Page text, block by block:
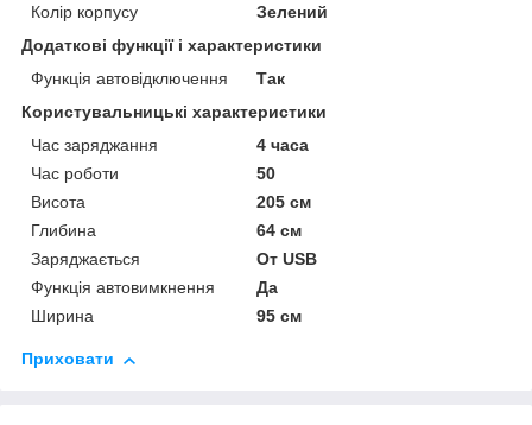
Колір корпусу
Зелений
Додаткові функції і характеристики
Функція автовідключення
Так
Користувальницькі характеристики
Час заряджання
4 часа
Час роботи
50
Висота
205 см
Глибина
64 см
Заряджається
От USB
Функція автовимкнення
Да
Ширина
95 см
Приховати